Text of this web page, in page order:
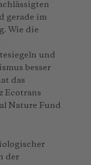
gerade im
Wie die
und
besser
das
Ecotrans
Nature Fund
der